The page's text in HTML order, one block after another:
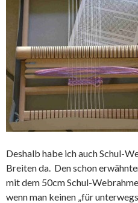
Deshalb habe ich auch Schul-
Breiten da. Den schon
mit dem 50cm Schul-
wenn man keinen „für